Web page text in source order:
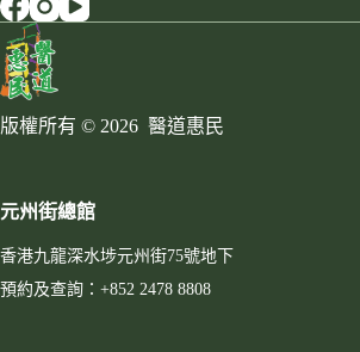
版權所有 © 2026 醫道惠民
元州街總館
香港九龍深水埗元州街75號地下
預約及查詢：+852 2478 8808